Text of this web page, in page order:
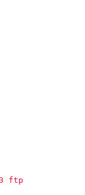
ftp